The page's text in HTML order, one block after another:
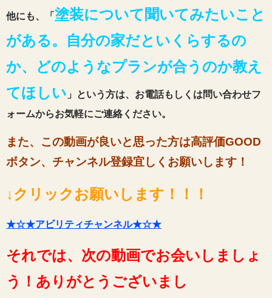
他にも、「 塗装について聞いてみたいこと
がある。自分の家だといくらするの
か、どのようなプランが合うのか教え
てほしい 」という方は、お電話もしくは問い合わせフ
ォームからお気軽にご連絡ください。
また、この動画が良いと思った方は高評価GOOD
ボタン、チャンネル登録宜しくお願いします！
↓クリックお願いします！！！
★☆★アビリティチャンネル★☆★
それでは、次の動画でお会いしましょ
う！ありがとうございまし